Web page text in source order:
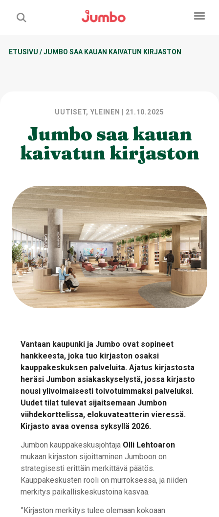
ETUSIVU /JUMBO SAA KAUAN KAIVATUN KIRJASTON
UUTISET, YLEINEN | 21.10.2025
Jumbo saa kauan
kaivatun kirjaston
Vantaan kaupunki ja Jumbo ovat sopineet
hankkeesta, joka tuo kirjaston osaksi
kauppakeskuksen palveluita. Ajatus kirjastosta
heräsi Jumbon asiakaskyselystä, jossa kirjasto
nousi ylivoimaisesti toivotuimmaksi palveluksi.
Uudet tilat tulevat sijaitsemaan Jumbon
viihdekorttelissa, elokuvateatterin vieressä.
Kirjasto avaa ovensa syksyllä 2026.
Jumbon kauppakeskusjohtaja Olli Lehtoaron
mukaan kirjaston sijoittaminen Jumboon on
strategisesti erittäin merkittävä päätös.
Kauppakeskusten rooli on murroksessa, ja niiden
merkitys paikalliskeskustoina kasvaa.
”Kirjaston merkitys tulee olemaan kokoaan